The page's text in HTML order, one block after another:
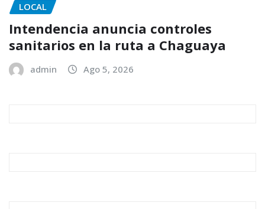
LOCAL
Intendencia anuncia controles
sanitarios en la ruta a Chaguaya
admin Ago 5, 2026